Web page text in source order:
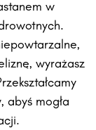
w
wyrażasz
abyś mogła